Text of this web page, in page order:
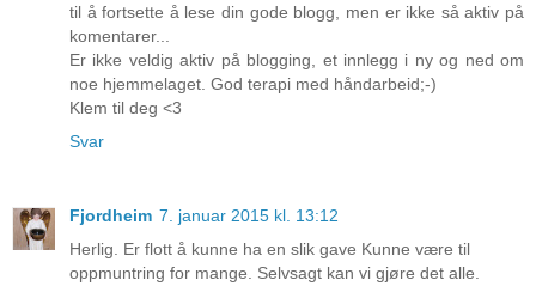
til å fortsette å lese din gode blogg, men er ikke så aktiv på
komentarer...
Er ikke veldig aktiv på blogging, et innlegg i ny og ned om
noe hjemmelaget. God terapi med håndarbeid;-)
Klem til deg <3
Svar
Fjordheim 7. januar 2015 kl. 13:12
Herlig. Er flott å kunne ha en slik gave Kunne være til
oppmuntring for mange. Selvsagt kan vi gjøre det alle.